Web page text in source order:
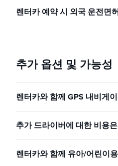
렌터카 예약 시 외국 운전면
추가 옵션 및 가능성
렌터카와 함께 GPS 내비게
추가 드라이버에 대한 비용
렌터카와 함께 유아/어린이